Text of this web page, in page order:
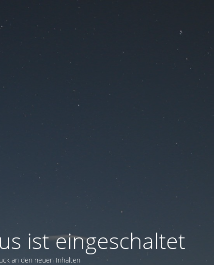
ist eingeschaltet
an den neuen Inhalten